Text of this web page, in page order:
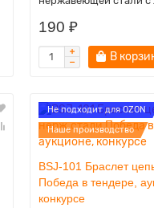
190 ₽
В
Не подходит для OZON
Наше производство
BSJ-101 Браслет
Победа в тендере,
конкурсе